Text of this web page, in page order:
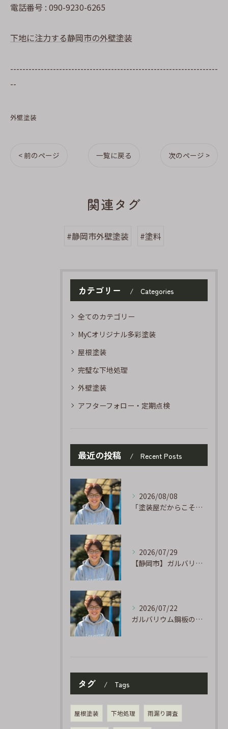
電話番号 : 090-9230-6265
下地に注力する静岡市の外壁塗装
--------------------------------------------------------------------
--
外壁塗装
< 前のページ 一覧に戻る 次のページ >
関連タグ
#静岡市外壁塗装 #塗料
カテゴリー Categories
全てのカテゴリー
MyCオリジナル多彩塗装
屋根塗装
完璧な下地処理
外壁塗装
アフターフォロー・定期点検
最近の投稿 Recent Posts
2026/08/08
「塗装屋だからこそ分かる防水の話」〜下地処理が寿命を決める〜
2026/07/29
【静岡市】ガルバリウム外壁のサビ補修｜タッチアップ塗装の手順を職人が解説
2026/07/22
ガルバリウム鋼板の「傷」と「チョーキング」、実は深くつながっています
タグ Tags
屋根塗装 下地処理 雨漏り調査